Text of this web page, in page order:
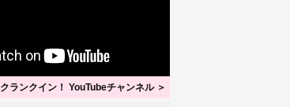
クランクイン！ YouTubeチャンネル ＞